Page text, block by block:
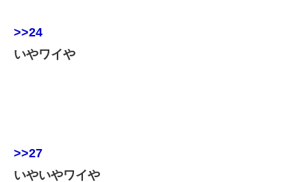
>>24
いやワイや
>>27
いやいやワイや